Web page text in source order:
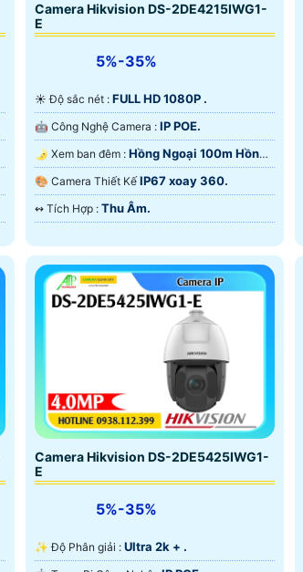
Camera Hikvision DS-2DE4215IWG1-
E
5%-35%
☀️ Độ sắc nét : FULL HD 1080P .
🤖️ Công Nghệ Camera : IP POE.
🌛 Xem ban đêm : Hồng Ngoại 100m Hồng
Ngoại Smart IR.
🎨 Camera Thiết Kế IP67 xoay 360.
️↭ Tích Hợp : Thu Âm.
Camera Hikvision DS-2DE5425IWG1-
E
5%-35%
✨ Độ Phân giải : Ultra 2k + .